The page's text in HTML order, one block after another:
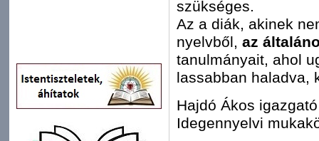
szükséges.
Az a diák, akinek
nyelvből, az
tanulmányait, ahol
lassabban haladva,
Hajdó Ákos igazgató
Idegennyelvi